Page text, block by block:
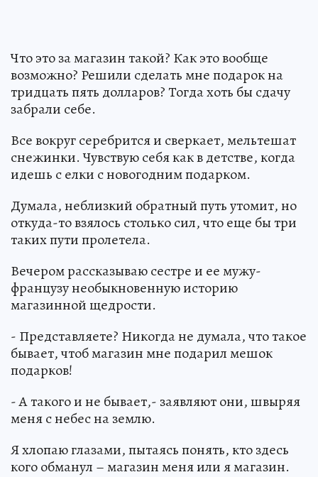
Что это за магазин такой? Как это вообще
возможно? Решили сделать мне подарок на
тридцать пять долларов? Тогда хоть бы сдачу
забрали себе.
Все вокруг серебрится и сверкает, мельтешат
снежинки. Чувствую себя как в детстве, когда
идешь с елки с новогодним подарком.
Думала, неблизкий обратный путь утомит, но
откуда-то взялось столько сил, что еще бы три
таких пути пролетела.
Вечером рассказываю сестре и ее мужу-
французу необыкновенную историю
магазинной щедрости.
- Представляете? Никогда не думала, что такое
бывает, чтоб магазин мне подарил мешок
подарков!
- А такого и не бывает,- заявляют они, швыряя
меня с небес на землю.
Я хлопаю глазами, пытаясь понять, кто здесь
кого обманул – магазин меня или я магазин.